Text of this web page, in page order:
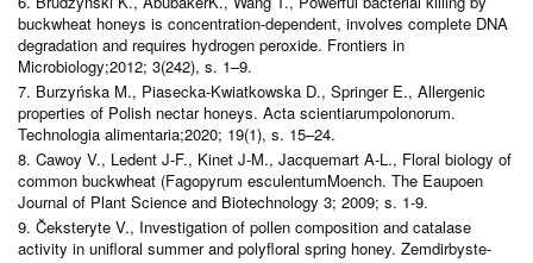
buckwheat honeys is concentration-dependent, involves complete DNA
degradation and requires hydrogen peroxide. Frontiers in
Microbiology;2012; 3(242), s. 1–9.
7. Burzyńska M., Piasecka-Kwiatkowska D., Springer E., Allergenic
properties of Polish nectar honeys. Acta scientiarumpolonorum.
Technologia alimentaria;2020; 19(1), s. 15–24.
8. Cawoy V., Ledent J-F., Kinet J-M., Jacquemart A-L., Floral biology of
common buckwheat (Fagopyrum esculentumMoench. The Eaupoen
Journal of Plant Science and Biotechnology 3; 2009; s. 1-9.
9. Čeksteryte V., Investigation of pollen composition and catalase
activity in unifloral summer and polyfloral spring honey. Zemdirbyste-